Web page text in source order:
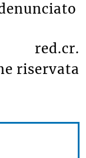
red.cr.
riservata